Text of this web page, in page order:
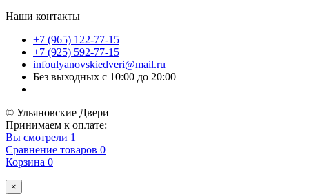
Наши контакты
+7 (965) 122-77-15
+7 (925) 592-77-15
infoulyanovskiedveri@mail.ru
Без выходных с 10:00 до 20:00
© Ульяновские Двери
Принимаем к оплате:
Вы смотрели 1
Сравнение товаров 0
Корзина 0
×